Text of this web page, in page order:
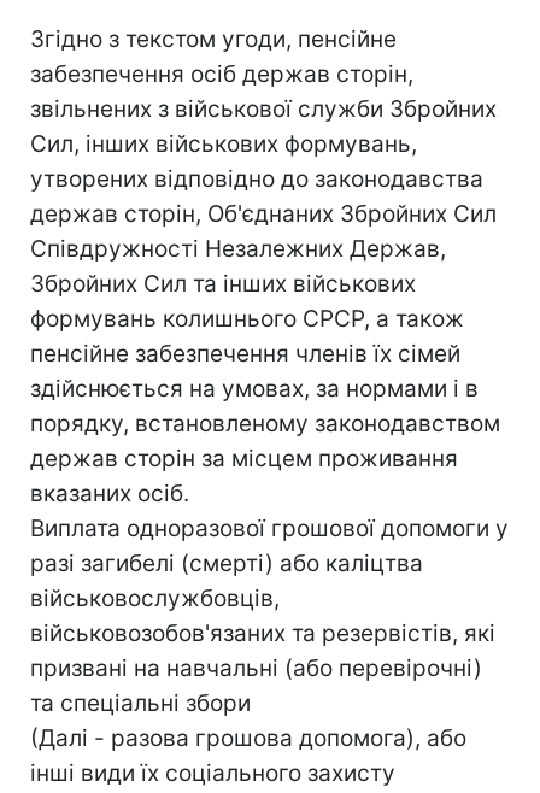
Згідно з текстом угоди, пенсійне
забезпечення осіб держав сторін,
звільнених з військової служби Збройних
Сил, інших військових формувань,
утворених відповідно до законодавства
держав сторін, Об'єднаних Збройних Сил
Співдружності Незалежних Держав,
Збройних Сил та інших військових
формувань колишнього СРСР, а також
пенсійне забезпечення членів їх сімей
здійснюється на умовах, за нормами і в
порядку, встановленому законодавством
держав сторін за місцем проживання
вказаних осіб.
Виплата одноразової грошової допомоги у
разі загибелі (смерті) або каліцтва
військовослужбовців,
військовозобов'язаних та резервістів, які
призвані на навчальні (або перевірочні)
та спеціальні збори
(Далі - разова грошова допомога), або
інші види їх соціального захисту